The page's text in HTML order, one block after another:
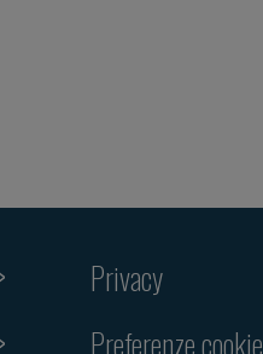
Privacy
Preferenze cookie